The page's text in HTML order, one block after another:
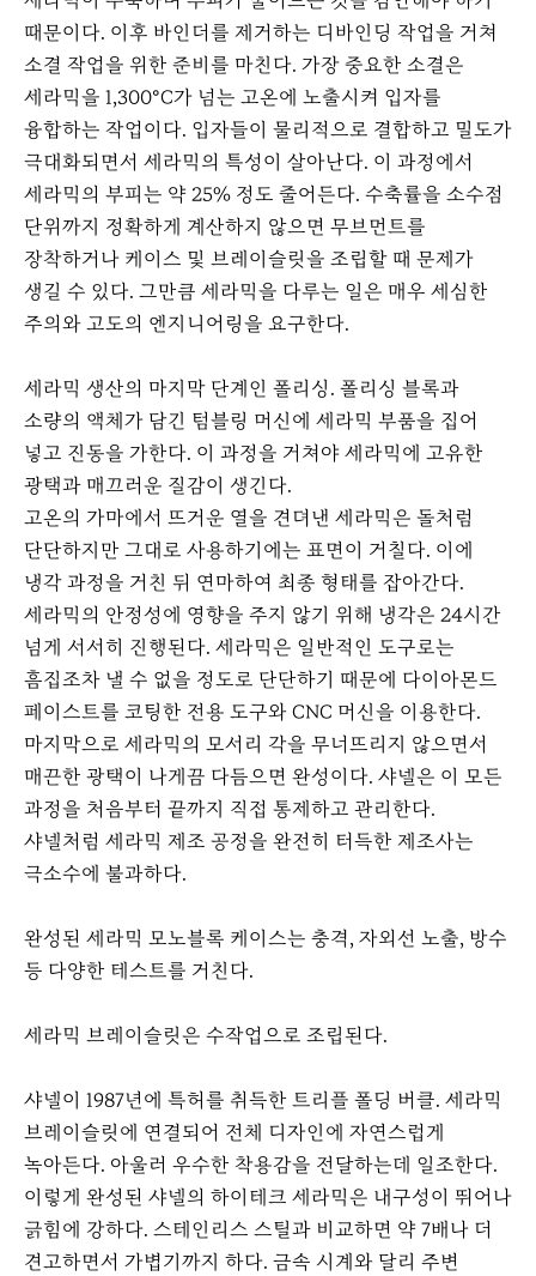
때문이다. 이후 바인더를 제거하는 디바인딩 작업을 거쳐
소결 작업을 위한 준비를 마친다. 가장 중요한 소결은
세라믹을 1,300°C가 넘는 고온에 노출시켜 입자를
융합하는 작업이다. 입자들이 물리적으로 결합하고 밀도가
극대화되면서 세라믹의 특성이 살아난다. 이 과정에서
세라믹의 부피는 약 25% 정도 줄어든다. 수축률을 소수점
단위까지 정확하게 계산하지 않으면 무브먼트를
장착하거나 케이스 및 브레이슬릿을 조립할 때 문제가
생길 수 있다. 그만큼 세라믹을 다루는 일은 매우 세심한
주의와 고도의 엔지니어링을 요구한다.
세라믹 생산의 마지막 단계인 폴리싱. 폴리싱 블록과
소량의 액체가 담긴 텀블링 머신에 세라믹 부품을 집어
넣고 진동을 가한다. 이 과정을 거쳐야 세라믹에 고유한
광택과 매끄러운 질감이 생긴다.
고온의 가마에서 뜨거운 열을 견뎌낸 세라믹은 돌처럼
단단하지만 그대로 사용하기에는 표면이 거칠다. 이에
냉각 과정을 거친 뒤 연마하여 최종 형태를 잡아간다.
세라믹의 안정성에 영향을 주지 않기 위해 냉각은 24시간
넘게 서서히 진행된다. 세라믹은 일반적인 도구로는
흠집조차 낼 수 없을 정도로 단단하기 때문에 다이아몬드
페이스트를 코팅한 전용 도구와 CNC 머신을 이용한다.
마지막으로 세라믹의 모서리 각을 무너뜨리지 않으면서
매끈한 광택이 나게끔 다듬으면 완성이다. 샤넬은 이 모든
과정을 처음부터 끝까지 직접 통제하고 관리한다.
샤넬처럼 세라믹 제조 공정을 완전히 터득한 제조사는
극소수에 불과하다.
완성된 세라믹 모노블록 케이스는 충격, 자외선 노출, 방수
등 다양한 테스트를 거친다.
세라믹 브레이슬릿은 수작업으로 조립된다.
샤넬이 1987년에 특허를 취득한 트리플 폴딩 버클. 세라믹
브레이슬릿에 연결되어 전체 디자인에 자연스럽게
녹아든다. 아울러 우수한 착용감을 전달하는데 일조한다.
이렇게 완성된 샤넬의 하이테크 세라믹은 내구성이 뛰어나
긁힘에 강하다. 스테인리스 스틸과 비교하면 약 7배나 더
견고하면서 가볍기까지 하다. 금속 시계와 달리 주변